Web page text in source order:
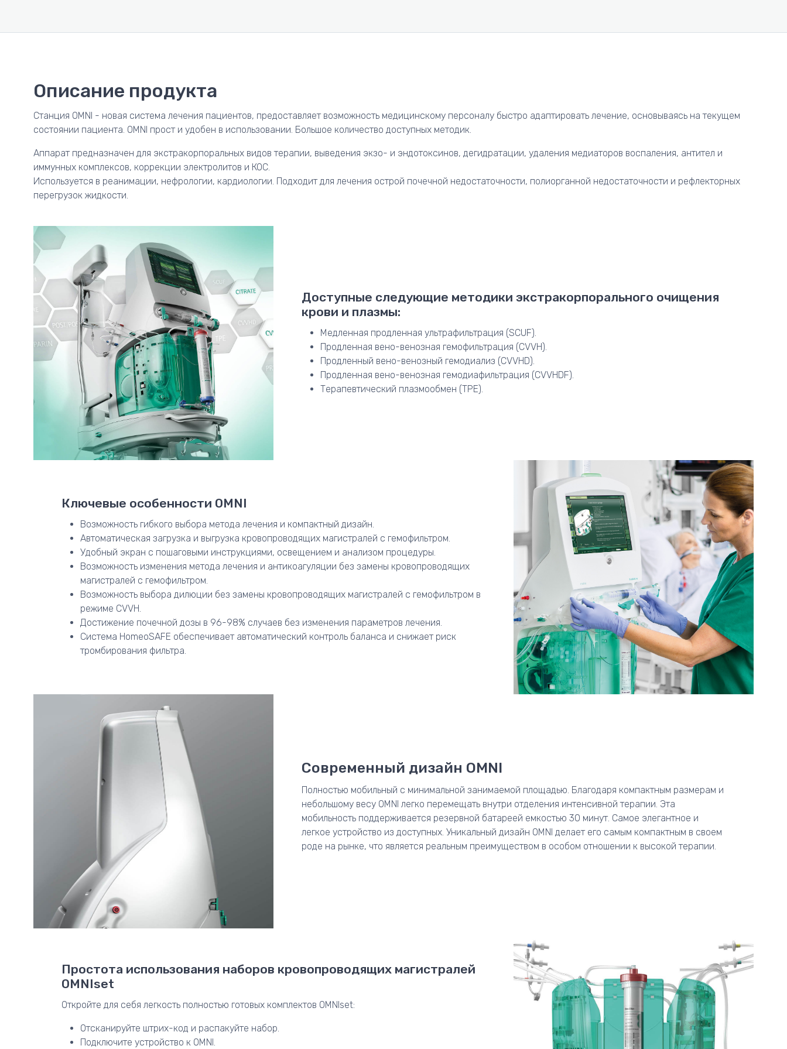
Описание продукта
Станция OMNI - новая система лечения пациентов, предоставляет возможность медицинскому персоналу быстро адаптировать лечение, основываясь на текущем
состоянии пациента. OMNI прост и удобен в использовании. Большое количество доступных методик.
Аппарат предназначен для экстракорпоральных видов терапии, выведения экзо- и эндотоксинов, дегидратации, удаления медиаторов воспаления, антител и
иммунных комплексов, коррекции электролитов и КОС.
Используется в реанимации, нефрологии, кардиологии. Подходит для лечения острой почечной недостаточности, полиорганной недостаточности и рефлекторных
перегрузок жидкости.
Доступные следующие методики экстракорпорального очищения
крови и плазмы:
Медленная продленная ультрафильтрация (SCUF).
Продленная вено-венозная гемофильтрация (CVVH).
Продленный вено-венозный гемодиализ (CVVHD).
Продленная вено-венозная гемодиафильтрация (CVVHDF).
Терапевтический плазмообмен (TPE).
Ключевые особенности OMNI
Возможность гибкого выбора метода лечения и компактный дизайн.
Автоматическая загрузка и выгрузка кровопроводящих магистралей с гемофильтром.
Удобный экран с пошаговыми инструкциями, освещением и анализом процедуры.
Возможность изменения метода лечения и антикоагуляции без замены кровопроводящих
магистралей с гемофильтром.
Возможность выбора дилюции без замены кровопроводящих магистралей с гемофильтром в
режиме CVVH.
Достижение почечной дозы в 96-98% случаев без изменения параметров лечения.
Система HomeoSAFE обеспечивает автоматический контроль баланса и снижает риск
тромбирования фильтра.
Современный дизайн OMNI
Полностью мобильный с минимальной занимаемой площадью. Благодаря компактным размерам и
небольшому весу OMNI легко перемещать внутри отделения интенсивной терапии. Эта
мобильность поддерживается резервной батареей емкостью 30 минут. Самое элегантное и
легкое устройство из доступных. Уникальный дизайн OMNI делает его самым компактным в своем
роде на рынке, что является реальным преимуществом в особом отношении к высокой терапии.
Простота использования наборов кровопроводящих магистралей
OMNIset
Откройте для себя легкость полностью готовых комплектов OMNIset:
Отсканируйте штрих-код и распакуйте набор.
Подключите устройство к OMNI.